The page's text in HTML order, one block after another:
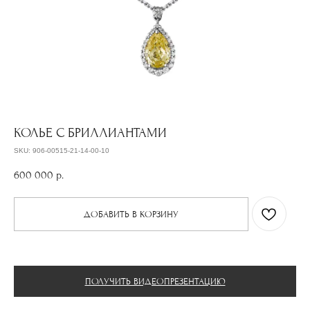
КОЛЬЕ С БРИЛЛИАНТАМИ
SKU: 906-00515-21-14-00-10
600 000 р.
ДОБАВИТЬ В КОРЗИНУ
ПОЛУЧИТЬ ВИДЕОПРЕЗЕНТАЦИЮ